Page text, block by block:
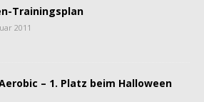
Trainingsplan
2011
– 1. Platz beim Halloween